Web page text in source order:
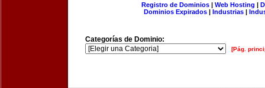
Registro de Dominios| Web Hosting |
Dominios Expirados | Industrias |
Categorías de Dominio:
[Pág.